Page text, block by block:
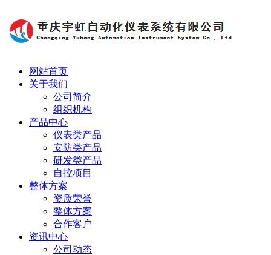
网站首页
关于我们
公司简介
组织机构
产品中心
仪表类产品
安防类产品
研发类产品
自控项目
整体方案
资质荣誉
整体方案
合作客户
资讯中心
公司动态